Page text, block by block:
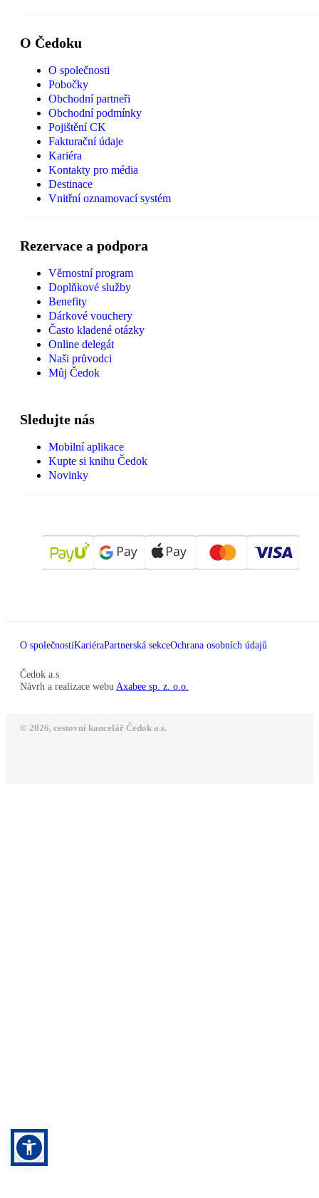
O Čedoku
O společnosti
Pobočky
Obchodní partneři
Obchodní podmínky
Pojištění CK
Fakturační údaje
Kariéra
Kontakty pro média
Destinace
Vnitřní oznamovací systém
Rezervace a podpora
Věrnostní program
Doplňkové služby
Benefity
Dárkové vouchery
Často kladené otázky
Online delegát
Naši průvodci
Můj Čedok
Sledujte nás
Mobilní aplikace
Kupte si knihu Čedok
Novinky
O společnostiKariéraPartnerská sekceOchrana osobních údajů
Čedok a.s
Návrh a realizace webu Axabee sp. z. o.o.
© 2026, cestovní kancelář Čedok a.s.